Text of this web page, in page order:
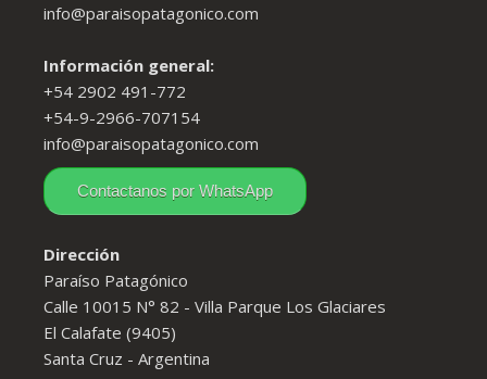
info@paraisopatagonico.com
Información general:
+54 2902 491-772
+54-9-2966-707154
info@paraisopatagonico.com
Contactanos por WhatsApp
Dirección
Paraíso Patagónico
Calle 10015 N° 82 - Villa Parque Los Glaciares
El Calafate (9405)
Santa Cruz - Argentina